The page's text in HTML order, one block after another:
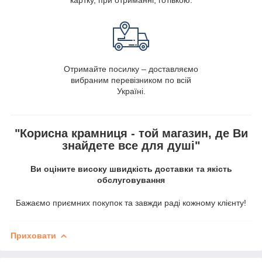
Отримайте посилку – доставляємо
вибраним перевізником по всій
Україні.
"Корисна крамниця - той магазин, де Ви
знайдете все для душі"
Ви оціните високу швидкість доставки та якість
обслуговування
Бажаємо приємних покупок та завжди раді кожному клієнту!
Приховати